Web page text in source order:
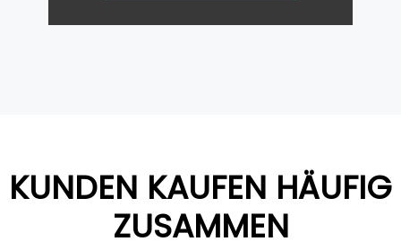
KUNDEN KAUFEN HÄUFIG
ZUSAMMEN